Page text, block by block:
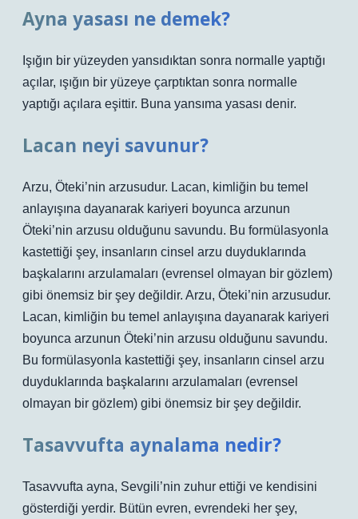
Ayna yasası ne demek?
Işığın bir yüzeyden yansıdıktan sonra normalle yaptığı
açılar, ışığın bir yüzeye çarptıktan sonra normalle
yaptığı açılara eşittir. Buna yansıma yasası denir.
Lacan neyi savunur?
Arzu, Öteki’nin arzusudur. Lacan, kimliğin bu temel
anlayışına dayanarak kariyeri boyunca arzunun
Öteki’nin arzusu olduğunu savundu. Bu formülasyonla
kastettiği şey, insanların cinsel arzu duyduklarında
başkalarını arzulamaları (evrensel olmayan bir gözlem)
gibi önemsiz bir şey değildir. Arzu, Öteki’nin arzusudur.
Lacan, kimliğin bu temel anlayışına dayanarak kariyeri
boyunca arzunun Öteki’nin arzusu olduğunu savundu.
Bu formülasyonla kastettiği şey, insanların cinsel arzu
duyduklarında başkalarını arzulamaları (evrensel
olmayan bir gözlem) gibi önemsiz bir şey değildir.
Tasavvufta aynalama nedir?
Tasavvufta ayna, Sevgili’nin zuhur ettiği ve kendisini
gösterdiği yerdir. Bütün evren, evrendeki her şey,